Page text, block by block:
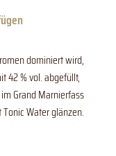
dominiert wird,
42 % vol. abgefüllt,
Grand Marnierfass
Water glänzen.